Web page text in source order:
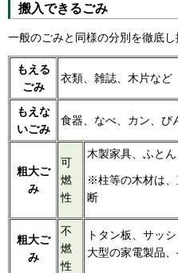
搬入できるごみ
一般のごみと同様の分別を徹底し
もえる
ごみ
衣類、雑誌、木片など
もえな
いごみ
食器、なべ、カン、び
粗大ご
み
可
燃
性
木製家具、ふと
※柱等の木材は
断
粗大ご
み
不
燃
性
トタン板、サッ
大型の家電製品